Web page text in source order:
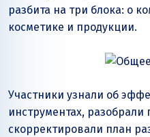
разбита на три блока: о
косметике и продукции.
Участники узнали об
инструментах,
скорректировали план